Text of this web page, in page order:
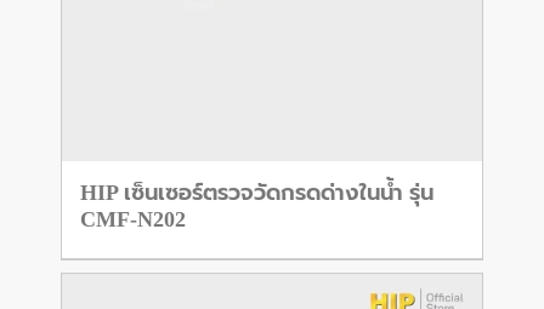
HIP เซ็นเซอร์ตรวจวัดกรดด่างในน้ำ รุ่น
CMF-N202